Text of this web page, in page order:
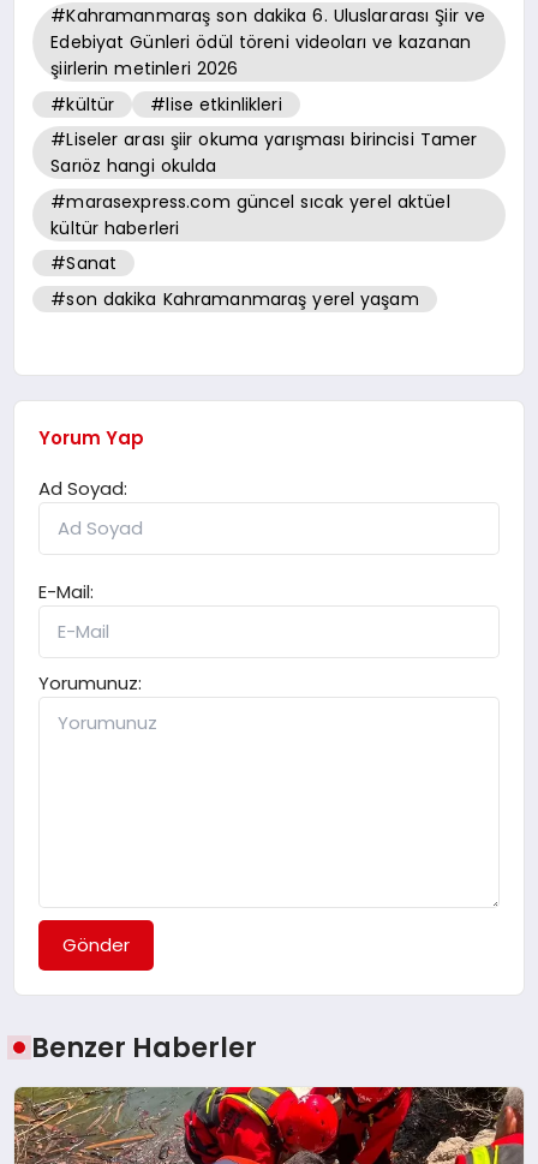
#Kahramanmaraş son dakika 6. Uluslararası Şiir ve
Edebiyat Günleri ödül töreni videoları ve kazanan
şiirlerin metinleri 2026
#kültür
#lise etkinlikleri
#Liseler arası şiir okuma yarışması birincisi Tamer
Sarıöz hangi okulda
#marasexpress.com güncel sıcak yerel aktüel
kültür haberleri
#Sanat
#son dakika Kahramanmaraş yerel yaşam
Yorum Yap
Ad Soyad:
E-Mail:
Yorumunuz:
Gönder
Benzer Haberler